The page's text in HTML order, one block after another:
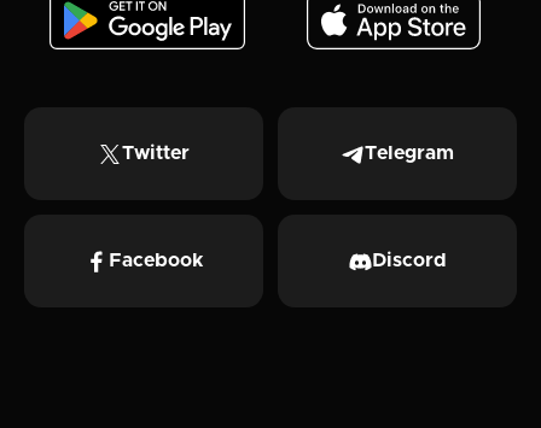
Twitter Telegram
Facebook Discord